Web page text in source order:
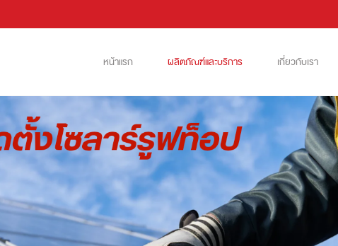
หน้าแรก ผลิตภัณฑ์และบริการ เกี่ยวกับเรา